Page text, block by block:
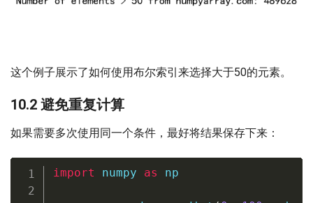
这个例子展示了如何使用布尔索引来选择大于50的元素。
10.2 避免重复计算
如果需要多次使用同一个条件，最好将结果保存下来：
import numpy as np